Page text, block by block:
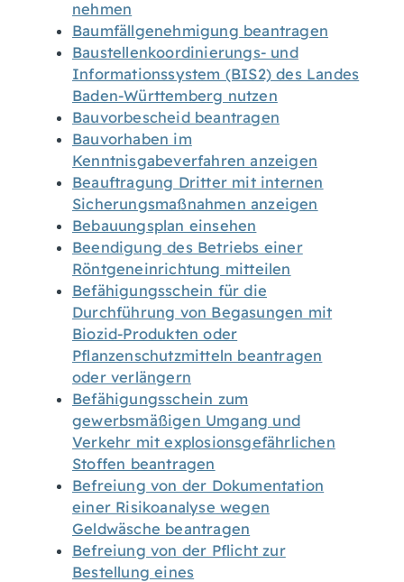
nehmen
Baumfällgenehmigung beantragen
Baustellenkoordinierungs- und
Informationssystem (BIS2) des Landes
Baden-Württemberg nutzen
Bauvorbescheid beantragen
Bauvorhaben im
Kenntnisgabeverfahren anzeigen
Beauftragung Dritter mit internen
Sicherungsmaßnahmen anzeigen
Bebauungsplan einsehen
Beendigung des Betriebs einer
Röntgeneinrichtung mitteilen
Befähigungsschein für die
Durchführung von Begasungen mit
Biozid-Produkten oder
Pflanzenschutzmitteln beantragen
oder verlängern
Befähigungsschein zum
gewerbsmäßigen Umgang und
Verkehr mit explosionsgefährlichen
Stoffen beantragen
Befreiung von der Dokumentation
einer Risikoanalyse wegen
Geldwäsche beantragen
Befreiung von der Pflicht zur
Bestellung eines